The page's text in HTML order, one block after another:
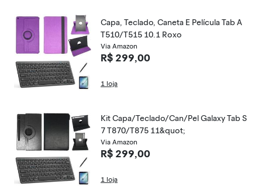
Capa, Teclado, Caneta E Película Tab A
T510/T515 10.1 Roxo
Via Amazon
R$ 299,00
1 loja
Kit Capa/Teclado/Can/Pel Galaxy Tab S
7 T870/T875 11&quot;
Via Amazon
R$ 299,00
1 loja